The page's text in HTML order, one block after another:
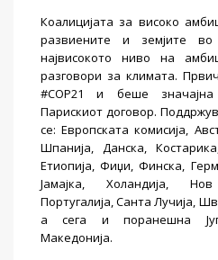
Коалицијата за високо
развиените и земјите
највисокото ниво на
разговори за климата.
#COP21 и беше
Парискиот договор.
се: Европската комисија,
Шпанија, Данска,
Етиопија, Фиџи, Финска,
Јамајка, Холандија,
Португалија, Санта Лучија,
а сега и поранешна
Македонија.